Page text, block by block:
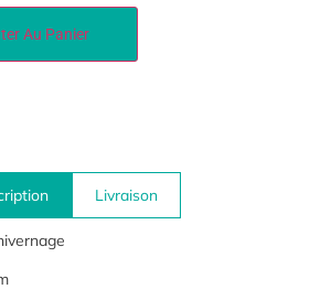
Au Panier
Livraison